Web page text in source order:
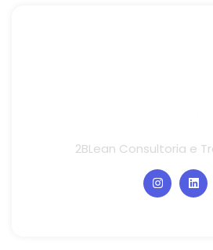
2BLean Consultoria e